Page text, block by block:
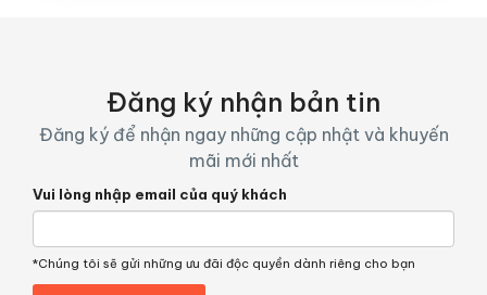
Đăng ký nhận bản tin
Đăng ký để nhận ngay những cập nhật và khuyến
mãi mới nhất
Vui lòng nhập email của quý khách
*Chúng tôi sẽ gửi những ưu đãi độc quyền dành riêng cho bạn